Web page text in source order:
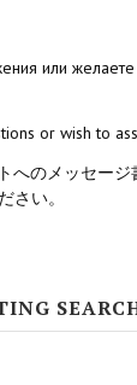
1
или
or wish to
へのメッセー
さい。